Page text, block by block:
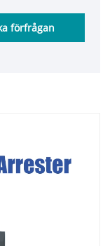
påverkan och
och skydda
förfrågan